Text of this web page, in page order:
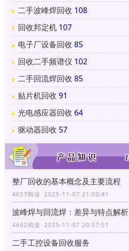
二手波峰焊回收 108
回收邦定机 107
电子厂设备回收 85
回收二手频谱仪 102
二手回流焊回收 85
贴片机回收 91
光电感应器回收 64
驱动器回收 57
整厂回收的基本概念及主要流程
4657阅读 2025-11-07 21:00:41
波峰焊与回流焊：差异与特点解析
4662阅读 2025-11-07 20:57:51
二手工控设备回收服务